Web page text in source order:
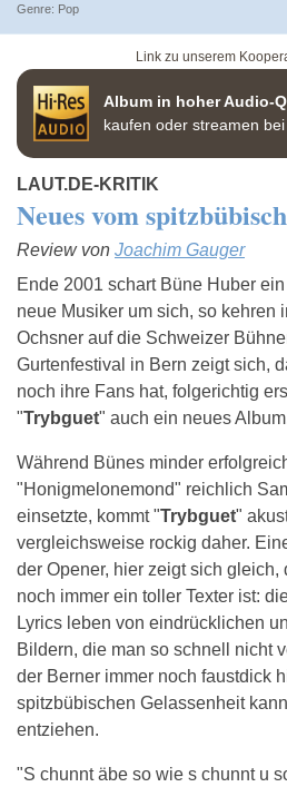
Pop
Link zu unserem
Album in hoher Audio-
kaufen oder streamen bei
LAUT.DE-KRITIK
Neues vom
Review von Joachim Gauger
Ende 2001 schart Büne Huber
neue Musiker um sich, so kehren
Ochsner auf die Schweizer
Gurtenfestival in Bern zeigt sich,
noch ihre Fans hat, folgerichtig
"Trybguet" auch ein neues
Während Bünes minder
"Honigmelonemond" reichlich
einsetzte, kommt "Trybguet"
vergleichsweise rockig daher.
der Opener, hier zeigt sich
noch immer ein toller Texter ist:
Lyrics leben von eindrücklichen
Bildern, die man so schnell nicht
der Berner immer noch faustdick
spitzbübischen Gelassenheit
entziehen.
"S chunnt äbe so wie s chunnt u